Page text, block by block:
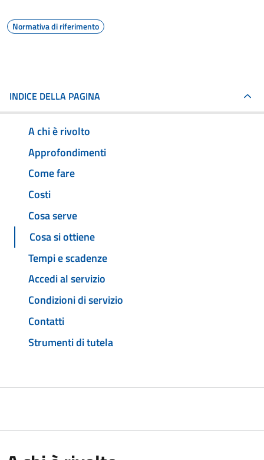
Normativa di riferimento
INDICE DELLA PAGINA
A chi è rivolto
Approfondimenti
Come fare
Costi
Cosa serve
Cosa si ottiene
Tempi e scadenze
Accedi al servizio
Condizioni di servizio
Contatti
Strumenti di tutela